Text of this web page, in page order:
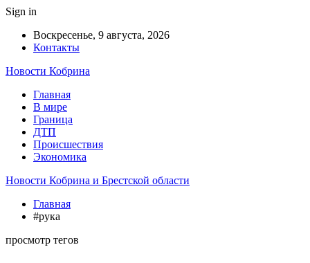
Sign in
Воскресенье, 9 августа, 2026
Контакты
Новости Кобрина
Главная
В мире
Граница
ДТП
Происшествия
Экономика
Новости Кобрина и Брестской области
Главная
#рука
просмотр тегов